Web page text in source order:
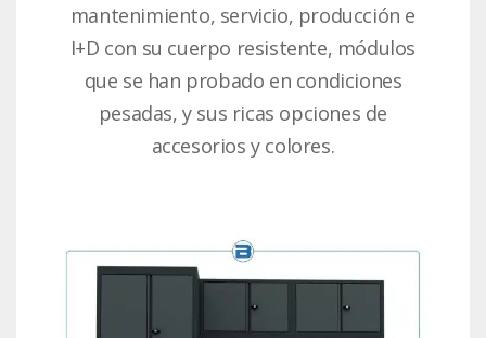
mantenimiento, servicio, producción e
I+D con su cuerpo resistente, módulos
que se han probado en condiciones
pesadas, y sus ricas opciones de
accesorios y colores.